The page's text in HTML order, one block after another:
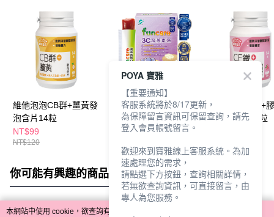
維他泡泡CB群+薑黃發
泡含片14粒
NT$99
NT$120
船井3C葉黃素凍10包
入(美莓款)
NT$399
維他泡泡CE鐵+
白發泡含片14粒
你可能有興趣的商品 全站排行
本網站中使用 cookie，欲查詢有關本網站使用 cookie 方式之詳情，及若您不希
POYA 寶雅
【重要通知】
客服系統將於8/17更新，
為保障留言資訊可保留查詢，請先
登入會員帳號留言。
歡迎來到寶雅線上客服系統。為加
速處理您的需求，
請點選下方按鈕，查詢相關詳情，
若無欲查詢資訊，可直接留言，由
專人為您服務。